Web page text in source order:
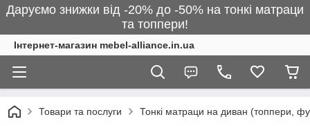
Даруємо знижки від -20% до -50% на тонкі матраци
та топпери!
Інтернет-магазин mebel-alliance.in.ua
Товари та послуги Тонкі матраци на диван (топпери,